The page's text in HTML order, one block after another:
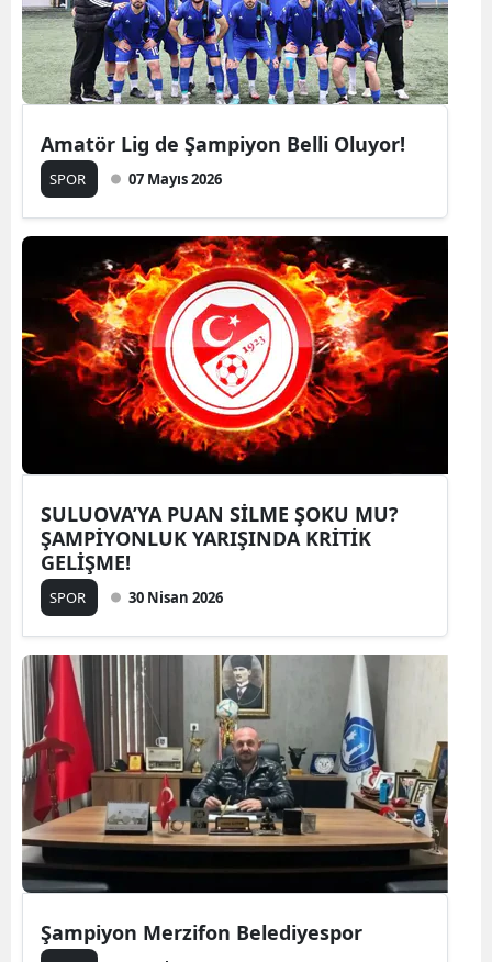
Amatör Lig de Şampiyon Belli Oluyor!
SPOR 07 Mayıs 2026
SULUOVA’YA PUAN SİLME ŞOKU MU?
ŞAMPİYONLUK YARIŞINDA KRİTİK
GELİŞME!
SPOR 30 Nisan 2026
Şampiyon Merzifon Belediyespor